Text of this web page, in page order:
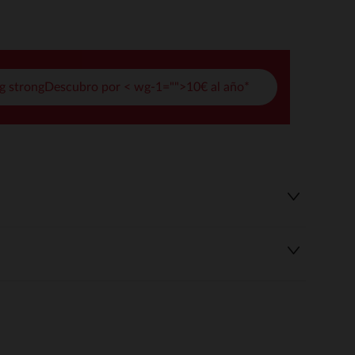
strongDescubro por < wg-1="">10€ al año*